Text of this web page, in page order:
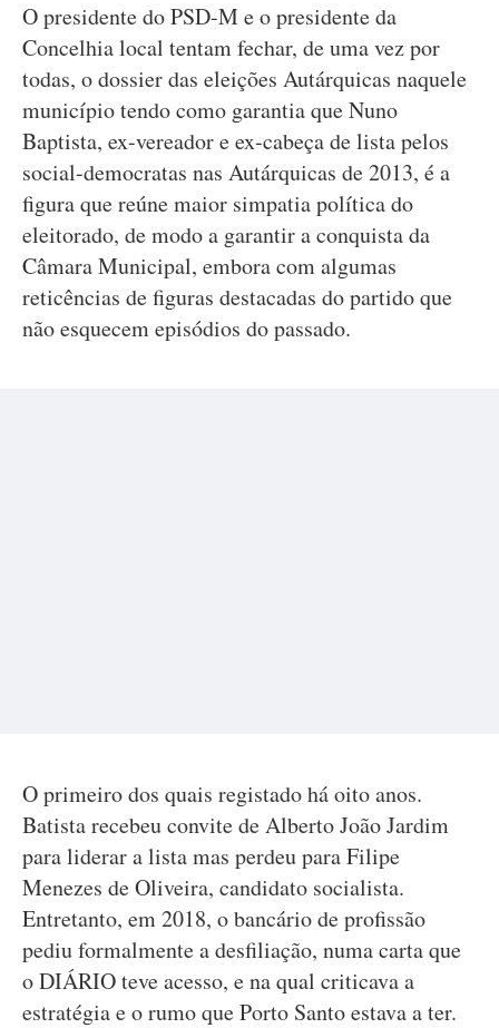
O presidente do PSD-M e o presidente da
Concelhia local tentam fechar, de uma vez por
todas, o dossier das eleições Autárquicas naquele
município tendo como garantia que Nuno
Baptista, ex-vereador e ex-cabeça de lista pelos
social-democratas nas Autárquicas de 2013, é a
figura que reúne maior simpatia política do
eleitorado, de modo a garantir a conquista da
Câmara Municipal, embora com algumas
reticências de figuras destacadas do partido que
não esquecem episódios do passado.
O primeiro dos quais registado há oito anos.
Batista recebeu convite de Alberto João Jardim
para liderar a lista mas perdeu para Filipe
Menezes de Oliveira, candidato socialista.
Entretanto, em 2018, o bancário de profissão
pediu formalmente a desfiliação, numa carta que
o DIÁRIO teve acesso, e na qual criticava a
estratégia e o rumo que Porto Santo estava a ter.